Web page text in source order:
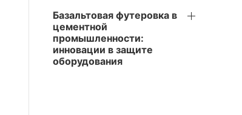
Базальтовая футеровка в
цементной
промышленности:
инновации в защите
оборудования